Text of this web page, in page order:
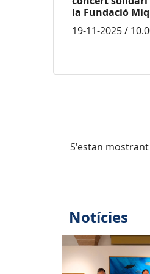
la Fundació
19-11-2025 /
S'estan mostrant
Notícies